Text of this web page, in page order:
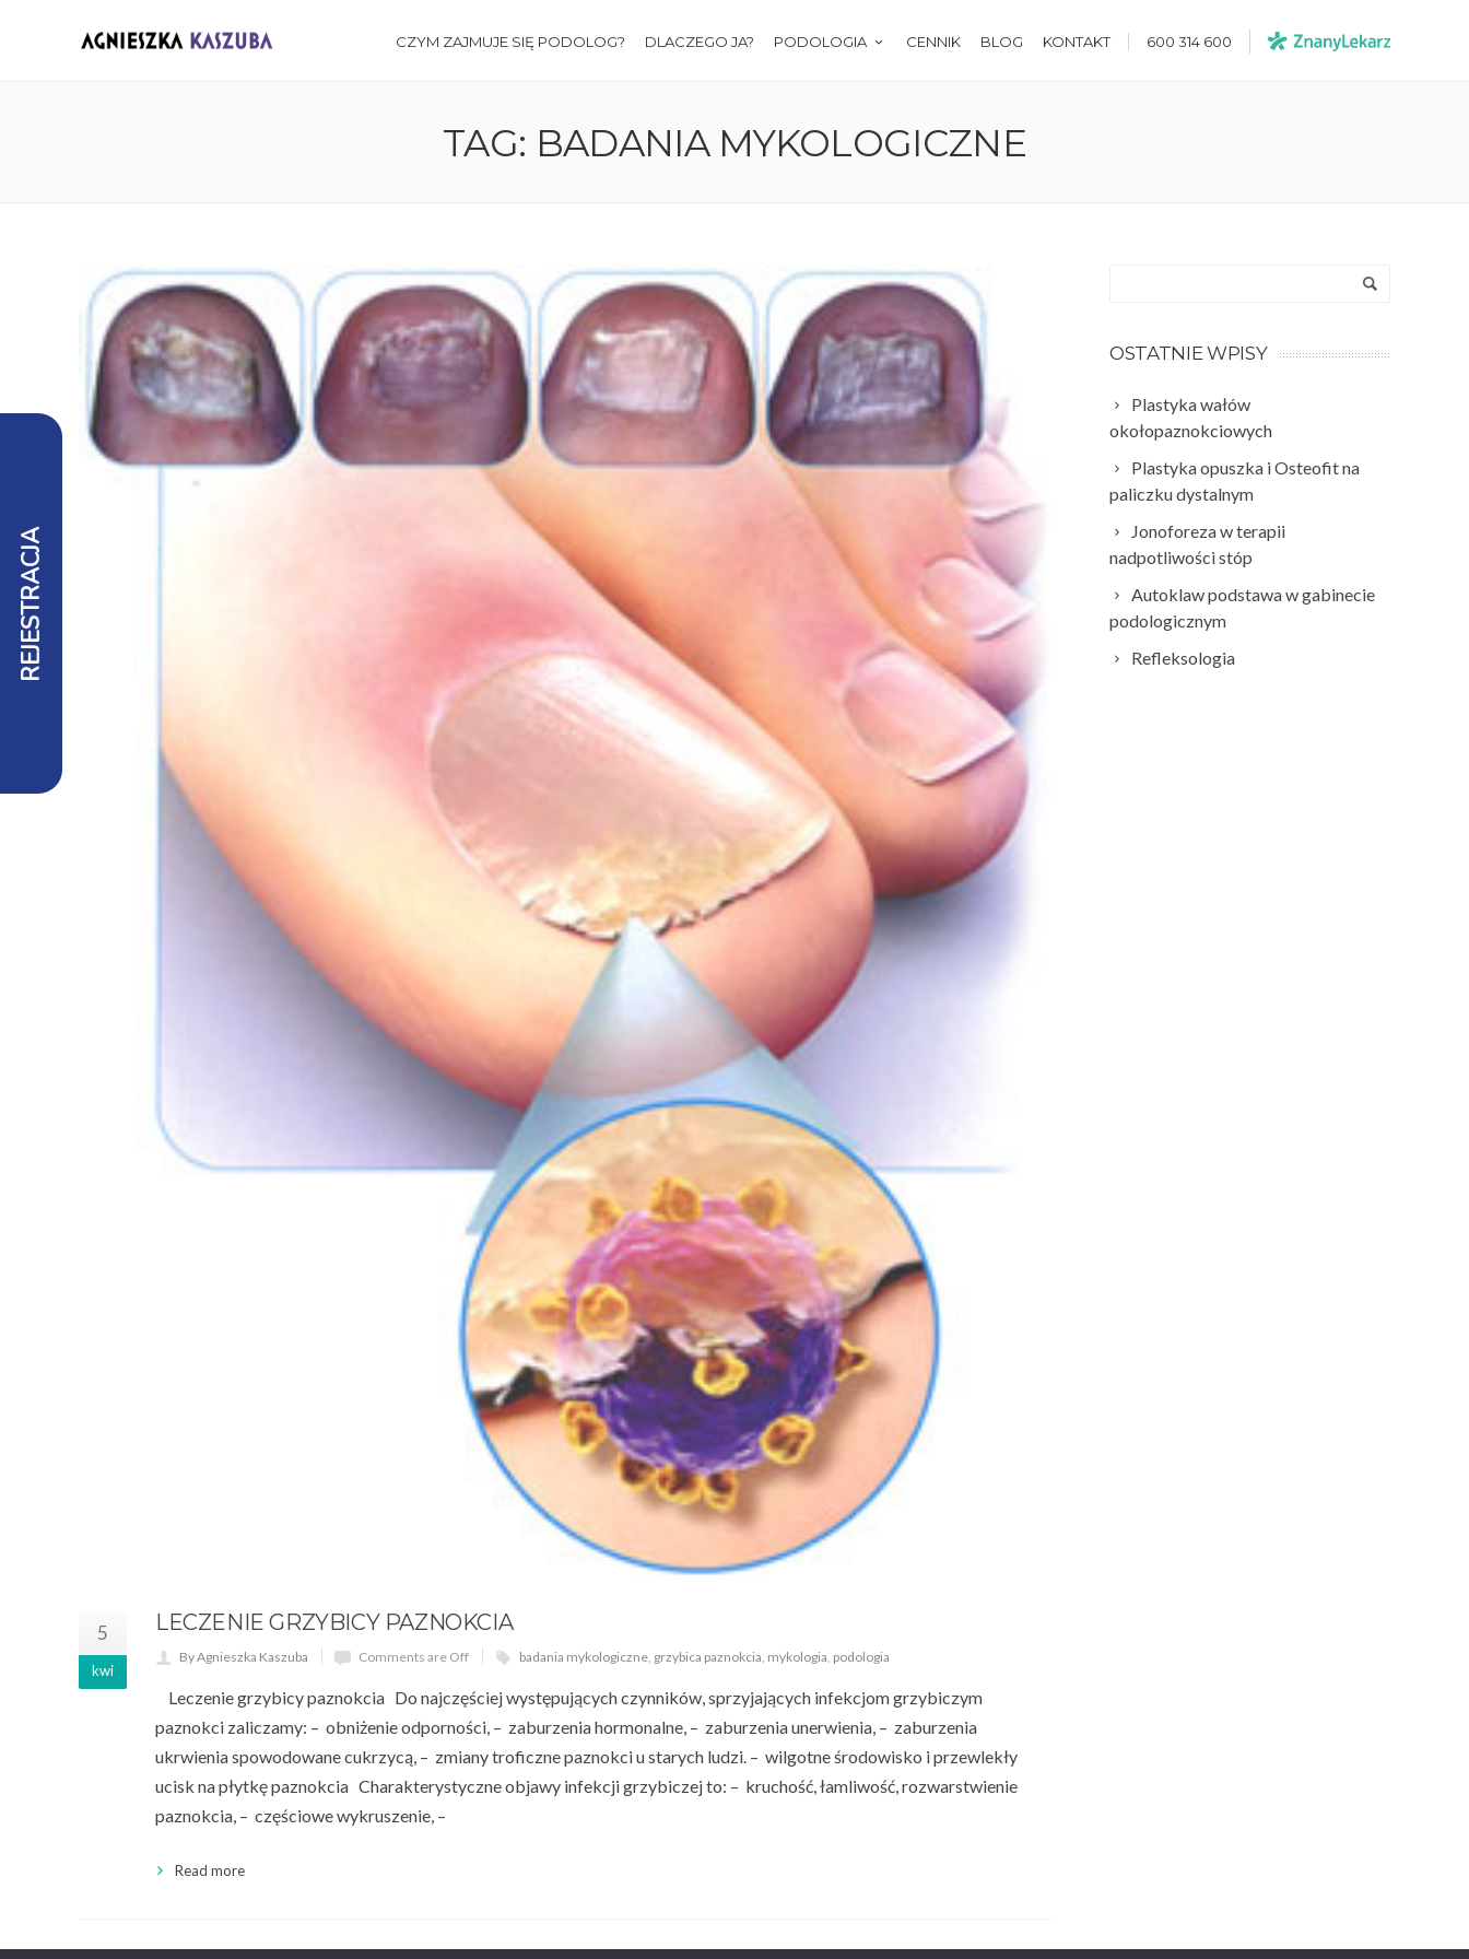
CZYM ZAJMUJE SIĘ PODOLOG? DLACZEGO JA? PODOLOGIA CENNIK BLOG KONTAKT 600 314 600
TAG: BADANIA MYKOLOGICZNE
5
kwi
LECZENIE GRZYBICY PAZNOKCIA
By Agnieszka Kaszuba Comments are Off badania mykologiczne grzybica paznokcia mykologia podologia
Leczenie grzybicy paznokcia Do najczęściej występujących czynników, sprzyjających infekcjom grzybiczym
paznokci zaliczamy: – obniżenie odporności, – zaburzenia hormonalne, – zaburzenia unerwienia, – zaburzenia
ukrwienia spowodowane cukrzycą, – zmiany troficzne paznokci u starych ludzi. – wilgotne środowisko i przewlekły
ucisk na płytkę paznokcia Charakterystyczne objawy infekcji grzybiczej to: – kruchość, łamliwość, rozwarstwienie
paznokcia, – częściowe wykruszenie, –
Read more
OSTATNIE WPISY
Plastyka wałów
okołopaznokciowych
Plastyka opuszka i Osteofit na
paliczku dystalnym
Jonoforeza w terapii
nadpotliwości stóp
Autoklaw podstawa w gabinecie
podologicznym
Refleksologia
REJESTRACJA